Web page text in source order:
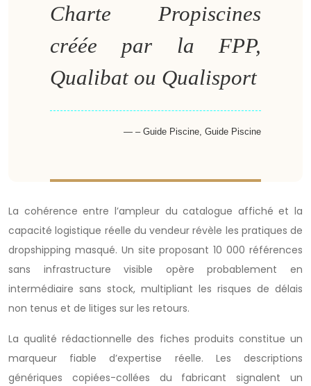
Charte Propiscines
créée par la FPP,
Qualibat ou Qualisport
– Guide Piscine, Guide Piscine
La cohérence entre l’ampleur du catalogue affiché et la
capacité logistique réelle du vendeur révèle les pratiques de
dropshipping masqué. Un site proposant 10 000 références
sans infrastructure visible opère probablement en
intermédiaire sans stock, multipliant les risques de délais
non tenus et de litiges sur les retours.
La qualité rédactionnelle des fiches produits constitue un
marqueur fiable d’expertise réelle. Les descriptions
génériques copiées-collées du fabricant signalent un